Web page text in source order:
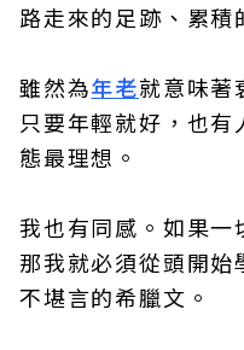
路走來的足跡、累積
雖然為年老就意味著
只要年輕就好，也
態最理想。
我也有同感。如果一
那我就必須從頭開
不堪言的希臘文。